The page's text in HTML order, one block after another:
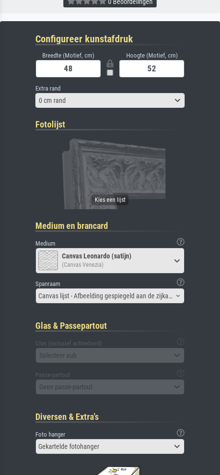
Configureer kunstafdruk
Breedte (Motief, cm) Hoogte (Motief, cm)
Extra rand
0 cm rand
Fotolijst
Medium en brancard
Medium
Canvas Leonardo (satijn)
(Canvas Venezia)
Spanraam
Canvas lijst - Afbeelding gespiegeld aan de zijkant
Glas & Passepartout
Glas (inclusief achterbord)
Selecteer aub
Passe-partout
Geen passe-partout
Diversen & Extra's
Foto hanger
Gekartelde fotohanger